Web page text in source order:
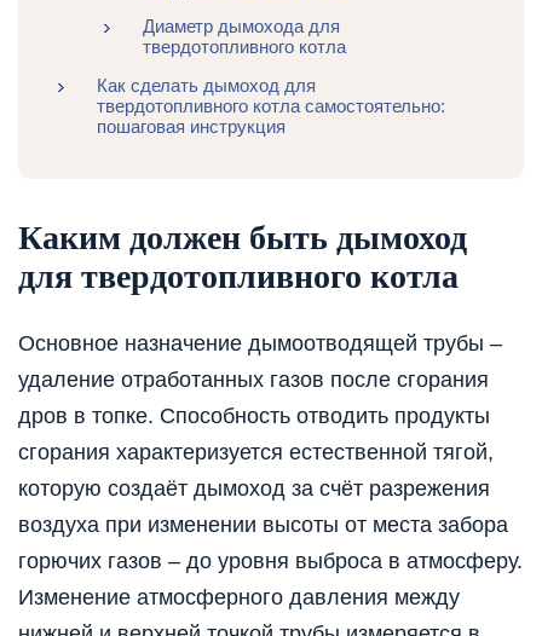
Диаметр дымохода для
твердотопливного котла
Как сделать дымоход для
твердотопливного котла самостоятельно:
пошаговая инструкция
Каким должен быть дымоход
для твердотопливного котла
Основное назначение дымоотводящей трубы –
удаление отработанных газов после сгорания
дров в топке. Способность отводить продукты
сгорания характеризуется естественной тягой,
которую создаёт дымоход за счёт разрежения
воздуха при изменении высоты от места забора
горючих газов – до уровня выброса в атмосферу.
Изменение атмосферного давления между